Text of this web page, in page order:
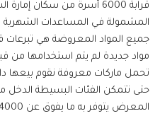
قرابة 6000 أسرة من سكان
المشمولة في المساعدات الشهرية
جميع المواد المعروضة هي
مواد جديدة لم يتم استخدامها من
تحمل ماركات معروفة نقوم بيعها
حتى تتمكن الفئات البسيطة الدخل